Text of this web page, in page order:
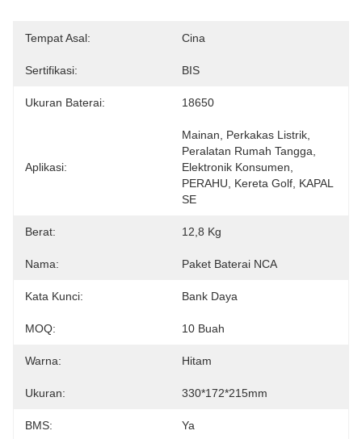
Tempat Asal: Cina
Sertifikasi: BIS
Ukuran Baterai: 18650
Aplikasi:
Mainan, Perkakas Listrik,
Peralatan Rumah Tangga,
Elektronik Konsumen,
PERAHU, Kereta Golf, KAPAL
SE
Berat: 12,8 Kg
Nama: Paket Baterai NCA
Kata Kunci: Bank Daya
MOQ: 10 Buah
Warna: Hitam
Ukuran: 330*172*215mm
BMS: Ya